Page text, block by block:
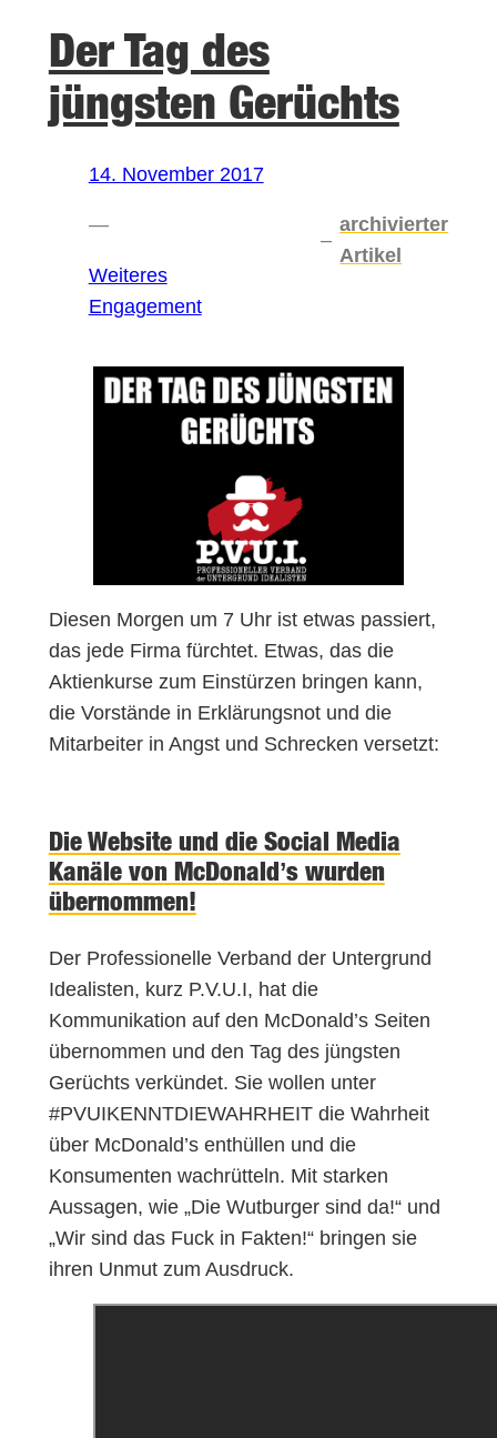
Der Tag des
jüngsten Gerüchts
14. November 2017
—
Weiteres
Engagement
–
archivierter
Artikel
Diesen Morgen um 7 Uhr ist etwas passiert,
das jede Firma fürchtet. Etwas, das die
Aktienkurse zum Einstürzen bringen kann,
die Vorstände in Erklärungsnot und die
Mitarbeiter in Angst und Schrecken versetzt:
Die Website und die Social Media
Kanäle von McDonald’s wurden
übernommen!
Der Professionelle Verband der Untergrund
Idealisten, kurz P.V.U.I, hat die
Kommunikation auf den McDonald’s Seiten
übernommen und den Tag des jüngsten
Gerüchts verkündet. Sie wollen unter
#PVUIKENNTDIEWAHRHEIT die Wahrheit
über McDonald’s enthüllen und die
Konsumenten wachrütteln. Mit starken
Aussagen, wie „Die Wutburger sind da!“ und
„Wir sind das Fuck in Fakten!“ bringen sie
ihren Unmut zum Ausdruck.